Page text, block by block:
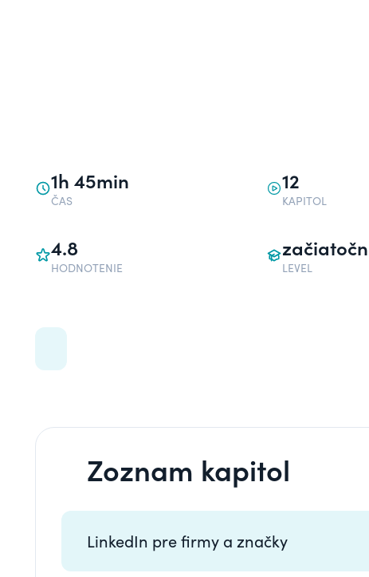
1h 45min
ČAS
12
KAPITOL
4.8
HODNOTENIE LEVEL
Zoznam kapitol
LinkedIn pre firmy a značky